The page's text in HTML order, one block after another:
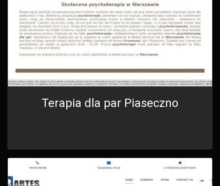
Terapia dla par Piaseczno